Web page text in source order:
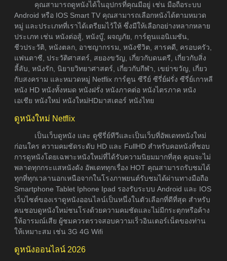
คุณสามารถดูหนังได้ในอุปกรที่คุณมีอยู่ เช่น มือถือระบบ
Android หรือ IOS Smart TV คุณสามารถเลือกหนังได้ตามหมวด
หมู่ และประเภทที่เราได้เตรียมไว้ให้ ซึ่งมีให้เลือกอย่างหลากหลาย
ประเภท เช่น หนังต่อสู้, หนังบู๊, ผจญภัย, การ์ตูนแอนิเมชัน,
ชีวประวัติ, หนังตลก, อาชญากรรม, หนังชีวิต, สารคดี, ครอบครัว,
แฟนตาซี, ประวัติศาสตร์, สยองขวัญ, เกี่ยวกับดนตรี, เกี่ยวกับสิ่ง
ลี้ลับ, หนังรัก, นิยายวิทยาศาสตร์, เกี่ยวกับกีฬา, เขย่าขวัญ, เกี่ยว
กับสงคราม และหมวดหมู่ Netflix การ์ตูน ซีรีย์ ซีรี่ย์ฝรั่ง ซีรี่ย์เกาหลี
หนัง HD หนังทั้งหมด หนังฝรั่ง หนังภาคต่อ หนังไตรภาค หนัง
เอเชีย หนังใหม่ หนังใหม่HDมาสเตอร์ หนังไทย
ดูหนังใหม่ Netflix
เป็นเว็บดูหนัง และ ดูซีรี่ย์ทีวีและเป็นเว็บที่อัพเดทหนังใหม่
ก่อนใคร ความคมชัดระดับ HD และ FullHD สำหรับคอหนังที่ชอบ
การดูหนังโดยเฉพาะหนังใหม่ที่ได้รับความนิยมมากที่สุด คุณจะไม่
พลาดทุกกระแสหนังดัง อัพเดททุกเรื่อง HOT คุณสามารถรับชมได้
ทุกที่ทุกเวลานอกเหนือจากในโรงภาพยนต์รับชมได้ผ่านทางมือถือ
Smartphone Tablet Iphone Ipad รองรับระบบ Android และ IOS
เว็บไซต์ของเราดูหนังออนไลน์เป็นหนึ่งในตัวเลือกที่ดีที่สุด สำหรับ
คนชอบดูหนังใหม่ชนโรงด้วยความคมชัดและไม่มีกระตุกหรือค้าง
ให้อารมณ์เสีย ผู้ชมควรตรวจสอบความเร็วอินเตอร์เน็ตของท่าน
ให้เหมาะสม เช่น 3G 4G Wifi
ดูหนังออนไลน์ 2026